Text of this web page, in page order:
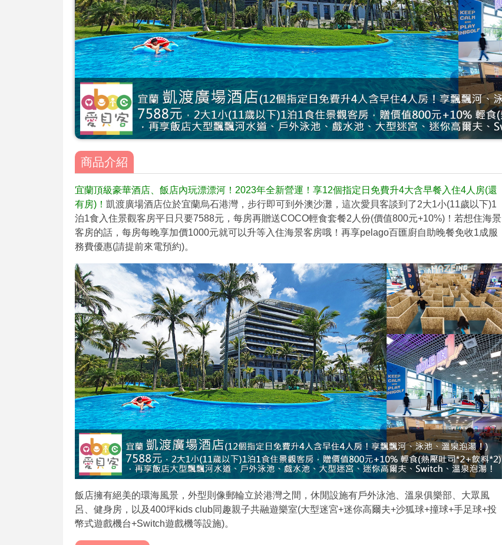
商品介紹
宜蘭頂級豪華酒店、飯店內玩漂漂河！2023年全新營運！享12個指定日免費升4大含早餐入住4人房(還
有房)！ 凱渡廣場酒店位於宜蘭烏石港灣，步行即可到外澳沙灘，這次愛貝客談到了2大1小(11歲以下)1
泊1食入住景觀客房平日只要7588元，每房再贈送COCO輕食套餐2人份(價值800元+10%)！若想住海景
客房的話，每房每晚享加價1000元就可以升等入住海景客房哦！再享pelago百匯廚自助晚餐免收1成服
務費優惠(請提前來電預約)。
飯店擁有絕美的環海風景，外型則像郵輪立於港灣之間，休閒設施有戶外泳池、溫泉俱樂部、大眾風
呂、健身房，以及400坪kids club同趣親子共融遊樂室(大型迷宮+迷你高爾夫+沙狐球+撞球+手足球+投
幣式遊戲機台+Switch遊戲機等設施)。